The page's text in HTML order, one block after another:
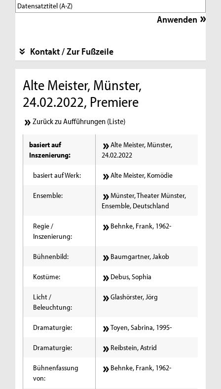
Kontakt / Zur Fußzeile
Alte Meister, Münster,
24.02.2022, Premiere
Zurück zu Aufführungen (Liste)
basiert auf
Inszenierung:
Alte Meister, Münster,
24.02.2022
basiert auf Werk: Alte Meister, Komödie
Ensemble:
Münster, Theater Münster,
Ensemble, Deutschland
Regie /
Inszenierung:
Behnke, Frank, 1962-
Bühnenbild: Baumgartner, Jakob
Kostüme: Debus, Sophia
Licht /
Beleuchtung:
Glashörster, Jörg
Dramaturgie: Toyen, Sabrina, 1995-
Dramaturgie: Reibstein, Astrid
Bühnenfassung
von:
Behnke, Frank, 1962-